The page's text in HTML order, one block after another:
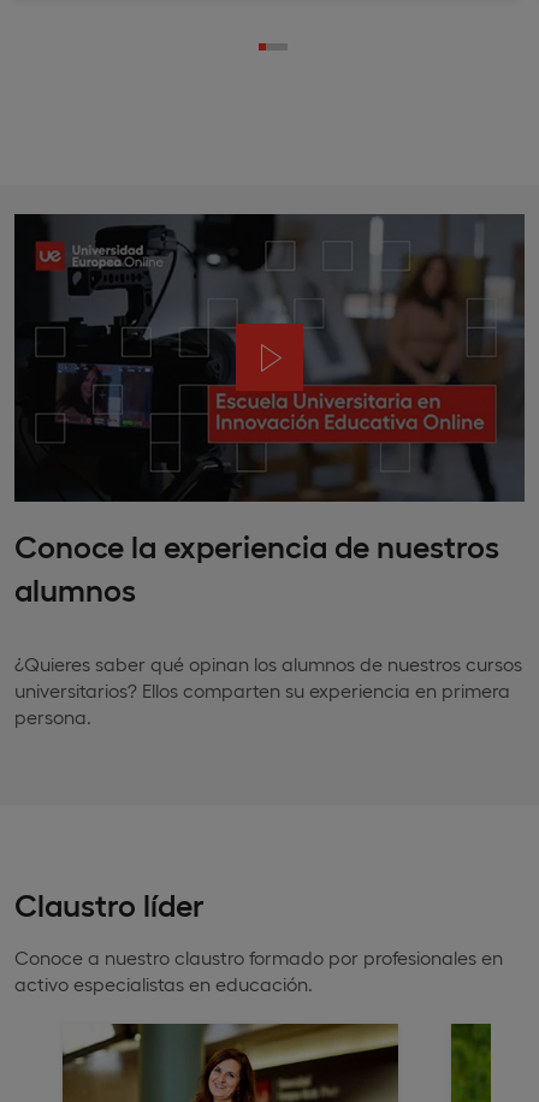
Conoce la experiencia de nuestros
alumnos
¿Quieres saber qué opinan los alumnos de nuestros cursos
universitarios? Ellos comparten su experiencia en primera
persona.
Claustro líder
Conoce a nuestro claustro formado por profesionales en
activo especialistas en educación.